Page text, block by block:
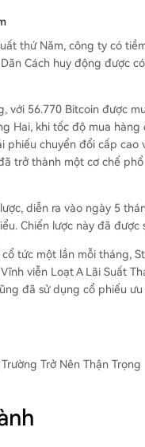
thứ Năm, công ty có
Cách huy động được
với 56.770 Bitcoin được
Hai, khi tốc độ mua
phiếu chuyển đổi cấp
trở thành một cơ chế
diễn ra vào ngày 5
Chiến lược này đã được
cổ tức một lần mỗi tháng,
viễn Loạt A Lãi Suất
đã sử dụng cổ phiếu
Trở Nên Thận Trọng